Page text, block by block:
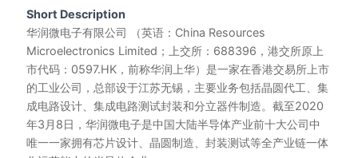
Short Description
华润微电子有限公司 （英语：China Resources
Microelectronics Limited；上交所：688396，港交所原上
市代码：0597.HK，前称华润上华）是一家在香港交易所上市
的工业公司，总部设于江苏无锡，主要业务包括晶圆代工、集
成电路设计、集成电路测试封装和分立器件制造。截至2020
年3月8日，华润微电子是中国大陆半导体产业前十大公司中
唯一一家拥有芯片设计、晶圆制造、封装测试等全产业链一体